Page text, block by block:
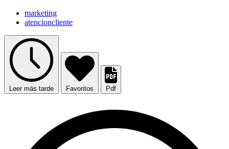
marketing
atencioncliente
Leer más tarde Favoritos Pdf